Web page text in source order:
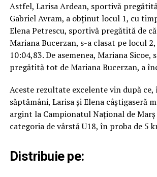
Astfel, Larisa Ardean, sportivă
Gabriel Avram, a obținut locul 1, cu
Elena Petrescu, sportivă pregătită de
Mariana Bucerzan, s-a clasat pe locul
10:04,83. De asemenea, Mariana Sicoe,
pregătită tot de Mariana Bucerzan, a
Aceste rezultate excelente vin după ce,
săptămâni, Larisa și Elena câștigaseră
argint la Campionatul Național de
categoria de vârstă U18, în proba de 5
Distribuie pe: